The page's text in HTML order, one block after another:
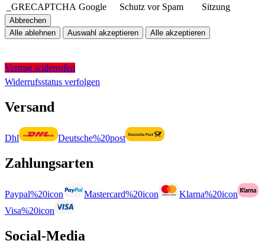
_GRECAPTCHA Google Schutz vor Spam Sitzung
Abbrechen
Alle ablehnen
Auswahl akzeptieren Alle akzeptieren
Vertrag widerrufen
Widerrufsstatus verfolgen
Versand
Dhl Deutsche%20post
Zahlungsarten
Paypal%20icon Mastercard%20icon
Klarna%20icon
Visa%20icon
Social-Media